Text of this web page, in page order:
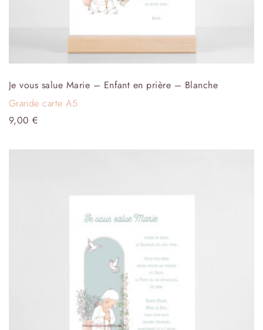
Je vous salue Marie – Enfant en prière – Blanche
Grande carte A5
9,00€